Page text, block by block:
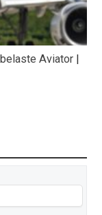
Aviator |